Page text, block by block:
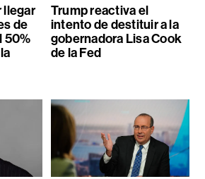
llegar
de
50%
Trump reactiva el
intento de destituir a la
gobernadora Lisa Cook
de la Fed